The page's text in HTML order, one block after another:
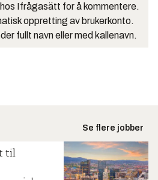
Ifrågasätt for å kommentere.
oppretting av brukerkonto.
fullt navn eller med kallenavn.
Se flere jobber
til